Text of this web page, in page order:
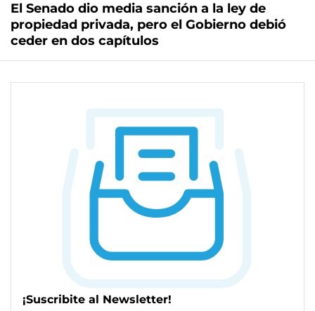
El Senado dio media sanción a la ley de
propiedad privada, pero el Gobierno debió
ceder en dos capítulos
¡Suscribite al Newsletter!